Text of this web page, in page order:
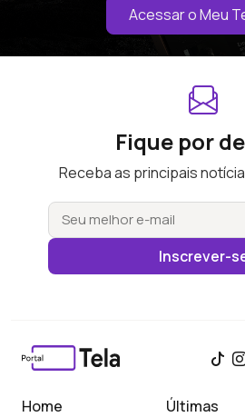
Acessar o Meu
Fique por
Receba as principais
Inscrever-
Home Últimas